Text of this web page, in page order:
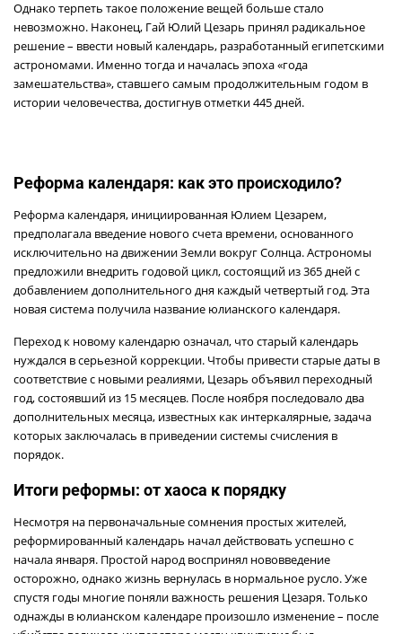
Однако терпеть такое положение вещей больше стало
невозможно. Наконец, Гай Юлий Цезарь принял радикальное
решение – ввести новый календарь, разработанный египетскими
астрономами. Именно тогда и началась эпоха «года
замешательства», ставшего самым продолжительным годом в
истории человечества, достигнув отметки 445 дней.
Реформа календаря: как это происходило?
Реформа календаря, инициированная Юлием Цезарем,
предполагала введение нового счета времени, основанного
исключительно на движении Земли вокруг Солнца. Астрономы
предложили внедрить годовой цикл, состоящий из 365 дней с
добавлением дополнительного дня каждый четвертый год. Эта
новая система получила название юлианского календаря.
Переход к новому календарю означал, что старый календарь
нуждался в серьезной коррекции. Чтобы привести старые даты в
соответствие с новыми реалиями, Цезарь объявил переходный
год, состоявший из 15 месяцев. После ноября последовало два
дополнительных месяца, известных как интеркалярные, задача
которых заключалась в приведении системы счисления в
порядок.
Итоги реформы: от хаоса к порядку
Несмотря на первоначальные сомнения простых жителей,
реформированный календарь начал действовать успешно с
начала января. Простой народ воспринял нововведение
осторожно, однако жизнь вернулась в нормальное русло. Уже
спустя годы многие поняли важность решения Цезаря. Только
однажды в юлианском календаре произошло изменение – после